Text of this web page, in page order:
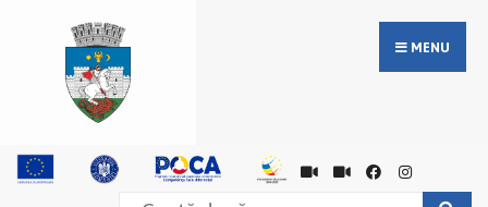
MENU